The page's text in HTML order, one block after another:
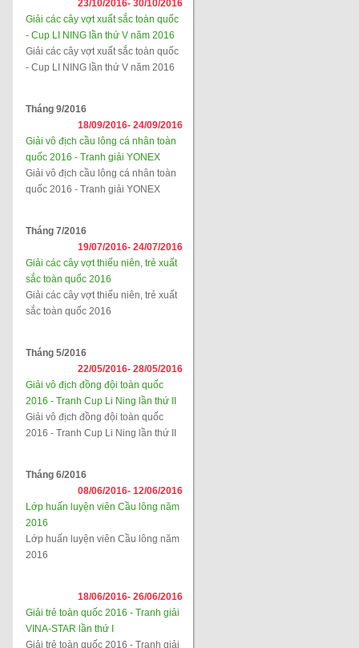
23/10/2016- 30/10/2016
Giải các cây vợt xuất sắc toàn quốc
- Cup LI NING lần thứ V năm 2016
Giải các cây vợt xuất sắc toàn quốc
- Cup LI NING lần thứ V năm 2016
Tháng 9/2016
18/09/2016- 24/09/2016
Giải vô địch cầu lông cá nhân toàn
quốc 2016 - Tranh giải YONEX
Giải vô địch cầu lông cá nhân toàn
quốc 2016 - Tranh giải YONEX
Tháng 7/2016
19/07/2016- 24/07/2016
Giải các cây vợt thiếu niên, trẻ xuất
sắc toàn quốc 2016
Giải các cây vợt thiếu niên, trẻ xuất
sắc toàn quốc 2016
Tháng 5/2016
22/05/2016- 28/05/2016
Giải vô địch đồng đội toàn quốc
2016 - Tranh Cup Li Ning lần thứ II
Giải vô địch đồng đội toàn quốc
2016 - Tranh Cup Li Ning lần thứ II
Tháng 6/2016
08/06/2016- 12/06/2016
Lớp huấn luyện viên Cầu lông năm
2016
Lớp huấn luyện viên Cầu lông năm
2016
18/06/2016- 26/06/2016
Giải trẻ toàn quốc 2016 - Tranh giải
VINA-STAR lần thứ I
Giải trẻ toàn quốc 2016 - Tranh giải